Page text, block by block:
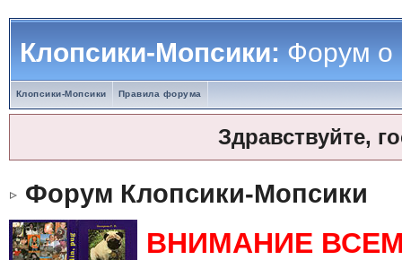
Клопсики-Мопсики:Форум о
Клопсики-Мопсики Правила форума
Здравствуйте,
Форум Клопсики-Мопсики
ВНИМАНИЕ